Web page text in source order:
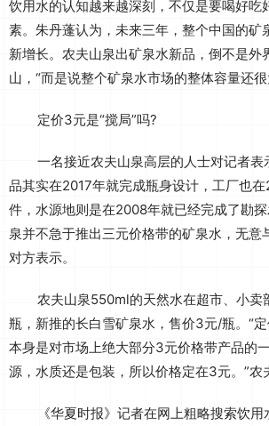
饮用水的认知越来越深刻，不仅是要喝好吃
素。朱丹蓬认为，未来三年，整个中国的矿
新增长。农夫山泉出矿泉水新品，倒不是外
山，“而是说整个矿泉水市场的整体容量还很
定价3元是“搅局”吗?
一名接近农夫山泉高层的人士对记者表
品其实在2017年就完成瓶身设计，工厂也
件，水源地则是在2008年就已经完成了勘
泉并不急于推出三元价格带的矿泉水，无意
对方表示。
农夫山泉550ml的天然水在超市、小卖
瓶，新推的长白雪矿泉水，售价3元/瓶。“
本身是对市场上绝大部分3元价格带产品的
源，水质还是包装，所以价格定在3元。”农
《华夏时报》记者在网上粗略搜索饮